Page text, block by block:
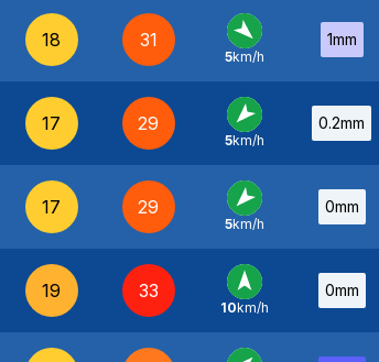
18 31
NO
5km/h
1mm
17 29
NE
5km/h
0.2mm
17 29
NE
5km/h
0mm
19 33
S -
10km/h
0mm